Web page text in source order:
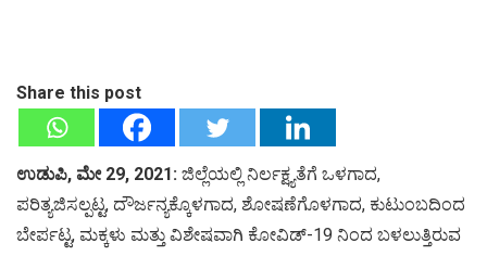
Share this post
ಉಡುಪಿ, ಮೇ 29, 2021: ಜಿಲ್ಲೆಯಲ್ಲಿ ನಿರ್ಲಕ್ಷ್ಯತೆಗೆ ಒಳಗಾದ,
ಪರಿತ್ಯಜಿಸಲ್ಪಟ್ಟ, ದೌರ್ಜನ್ಯಕ್ಕೊಳಗಾದ, ಶೋಷಣೆಗೊಳಗಾದ, ಕುಟುಂಬದಿಂದ
ಬೇರ್ಪಟ್ಟ, ಮಕ್ಕಳು ಮತ್ತು ವಿಶೇಷವಾಗಿ ಕೋವಿಡ್-19 ನಿಂದ ಬಳಲುತ್ತಿರುವ